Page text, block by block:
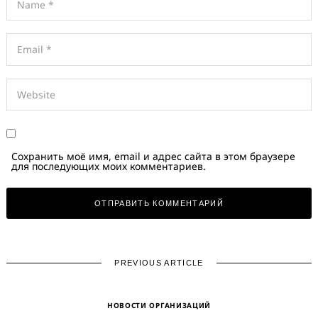
Сохранить моё имя, email и адрес сайта в этом браузере
для последующих моих комментариев.
PREVIOUS ARTICLE
НОВОСТИ ОРГАНИЗАЦИЙ